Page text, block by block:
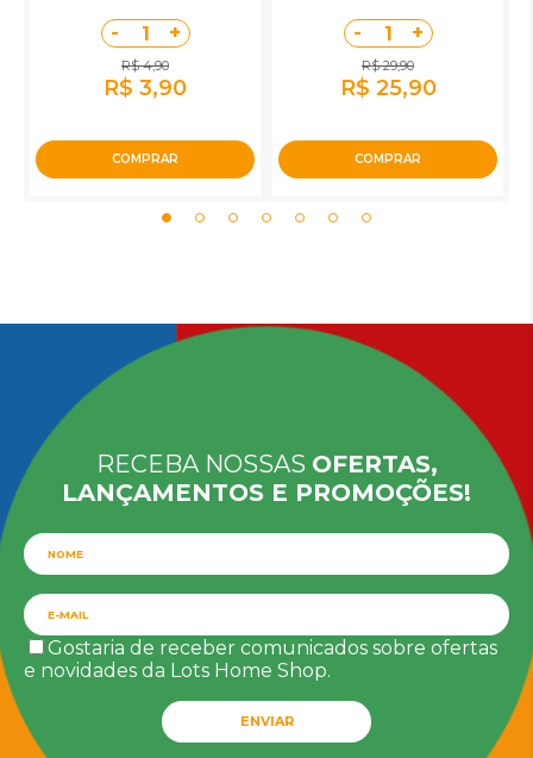
- 1 +
R$ 4,90
R$ 3,90
COMPRAR
- 1 +
R$ 29,90
R$ 25,90
COMPRAR
RECEBA NOSSAS OFERTAS,
LANÇAMENTOS E PROMOÇÕES!
Gostaria de receber comunicados sobre ofertas
e novidades da Lots Home Shop.
ENVIAR